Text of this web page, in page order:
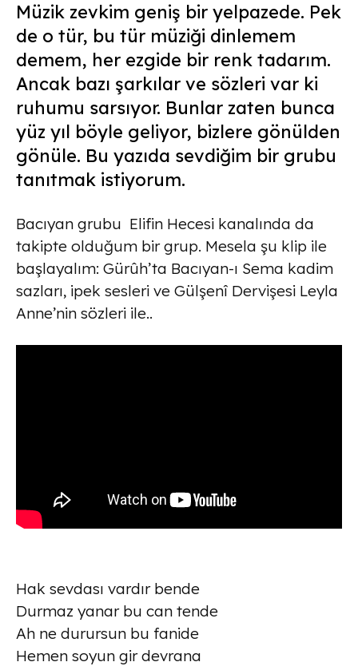
Müzik zevkim geniş bir yelpazede. Pek
de o tür, bu tür müziği dinlemem
demem, her ezgide bir renk tadarım.
Ancak bazı şarkılar ve sözleri var ki
ruhumu sarsıyor. Bunlar zaten bunca
yüz yıl böyle geliyor, bizlere gönülden
gönüle. Bu yazıda sevdiğim bir grubu
tanıtmak istiyorum.
Bacıyan grubu Elifin Hecesi kanalında da
takipte olduğum bir grup. Mesela şu klip ile
başlayalım: Gürûh’ta Bacıyan-ı Sema kadim
sazları, ipek sesleri ve Gülşenî Dervişesi Leyla
Anne’nin sözleri ile..
Hak sevdası vardır bende
Durmaz yanar bu can tende
Ah ne durursun bu fanide
Hemen soyun gir devrana